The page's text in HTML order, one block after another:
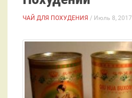
ЧАЙ ДЛЯ ПОХУДЕНИЯ / Июль 8, 2017